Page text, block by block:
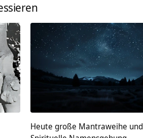
Heute große Mantraweihe und